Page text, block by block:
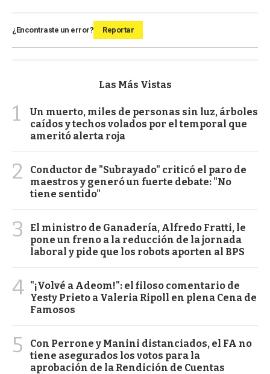
¿Encontraste un error? Reportar
Las Más Vistas
1
Un muerto, miles de personas sin luz, árboles
caídos y techos volados por el temporal que
ameritó alerta roja
2
Conductor de "Subrayado" criticó el paro de
maestros y generó un fuerte debate: "No
tiene sentido"
3
El ministro de Ganadería, Alfredo Fratti, le
pone un freno a la reducción de la jornada
laboral y pide que los robots aporten al BPS
4 "¡Volvé a Adeom!": el filoso comentario de
Yesty Prieto a Valeria Ripoll en plena Cena de
Famosos
5
Con Perrone y Manini distanciados, el FA no
tiene asegurados los votos para la
aprobación de la Rendición de Cuentas